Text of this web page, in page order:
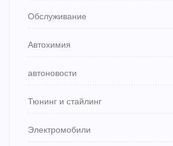
Обслуживание
Автохимия
автоновости
Тюнинг и стайлинг
Электромобили